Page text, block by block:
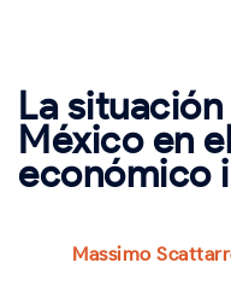
La
México en
económico
Massimo